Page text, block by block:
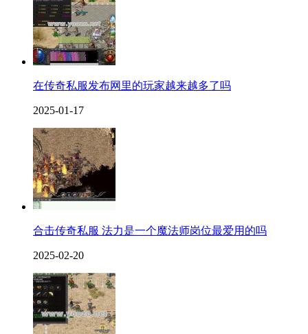
在传奇私服发布网里的玩家越来越多了吗
2025-01-17
合击传奇私服 法力是一个魔法师岗位最爱用的吗
2025-02-20